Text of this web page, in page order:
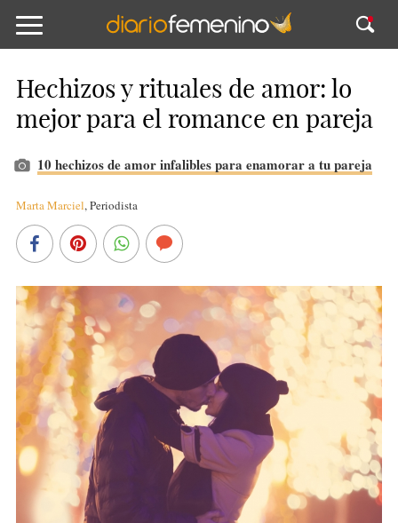
Hechizos y rituales de amor: lo
mejor para el romance en pareja
10 hechizos de amor infalibles para enamorar a tu pareja
Marta Marciel,Periodista